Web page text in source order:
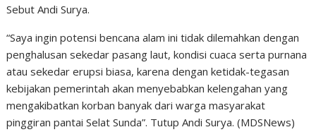
Sebut Andi Surya.
“Saya ingin potensi bencana alam ini tidak dilemahkan dengan
penghalusan sekedar pasang laut, kondisi cuaca serta purnana
atau sekedar erupsi biasa, karena dengan ketidak-tegasan
kebijakan pemerintah akan menyebabkan kelengahan yang
mengakibatkan korban banyak dari warga masyarakat
pinggiran pantai Selat Sunda”. Tutup Andi Surya. (MDSNews)